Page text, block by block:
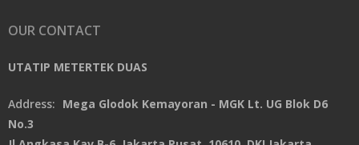
OUR CONTACT
UTATIP METERTEK DUAS
Address: Mega Glodok Kemayoran - MGK Lt. UG Blok D6
No.3